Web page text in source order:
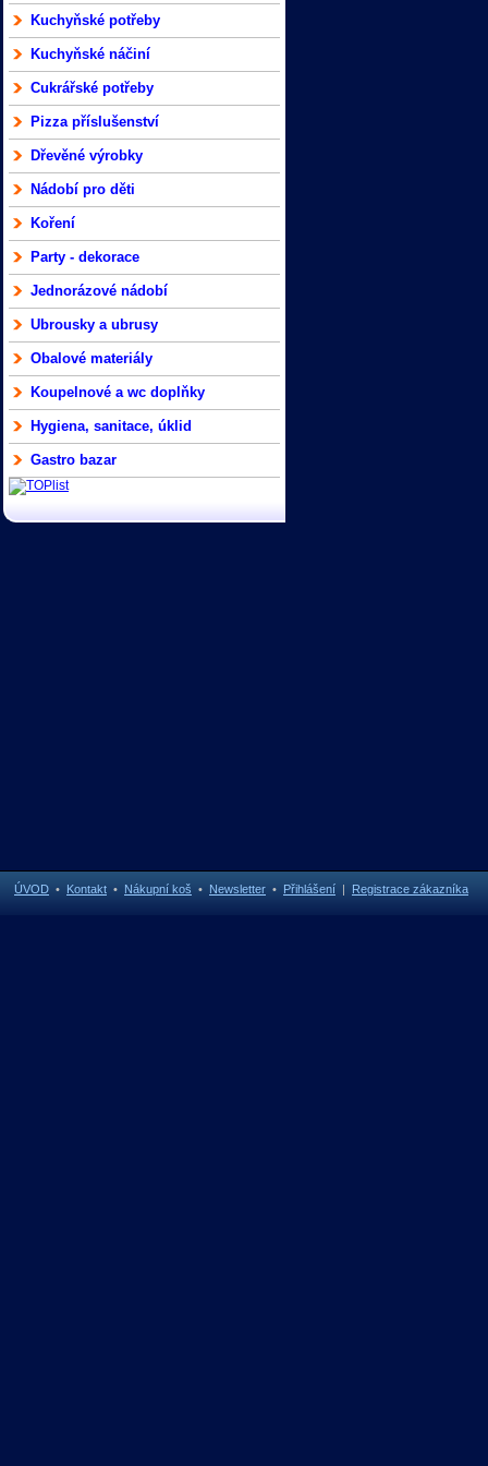
Kuchyňské potřeby
Kuchyňské náčiní
Cukrářské potřeby
Pizza příslušenství
Dřevěné výrobky
Nádobí pro děti
Koření
Party - dekorace
Jednorázové nádobí
Ubrousky a ubrusy
Obalové materiály
Koupelnové a wc doplňky
Hygiena, sanitace, úklid
Gastro bazar
ÚVOD • Kontakt • Nákupní koš • Newsletter • Přihlášení | Registrace zákazníka